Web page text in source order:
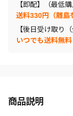
【即配】（最低
送料330円（離島
【後日受け取り（
いつでも送料無料
商品説明